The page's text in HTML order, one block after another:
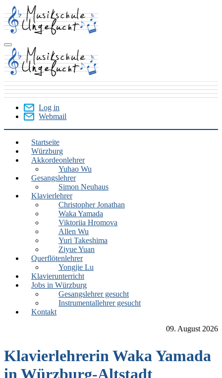
Skip
to
main
content
User
Menu
Log in
Webmail
Würzburg
Startseite
Würzburg
Akkordeonlehrer
Yuhao Wu
Gesangslehrer
Simon Neuhaus
Klavierlehrer
Christopher Jonathan
Waka Yamada
Viktoriia Hromova
Allen Wu
Yuri Takeshima
Ziyue Yuan
Querflötenlehrer
Yongjie Lu
Klavierunterricht
Jobs in Würzburg
Gesangslehrer gesucht
Instrumentallehrer gesucht
Kontakt
09. August 2026
Klavierlehrerin Waka Yamada
in Würzburg-Altstadt